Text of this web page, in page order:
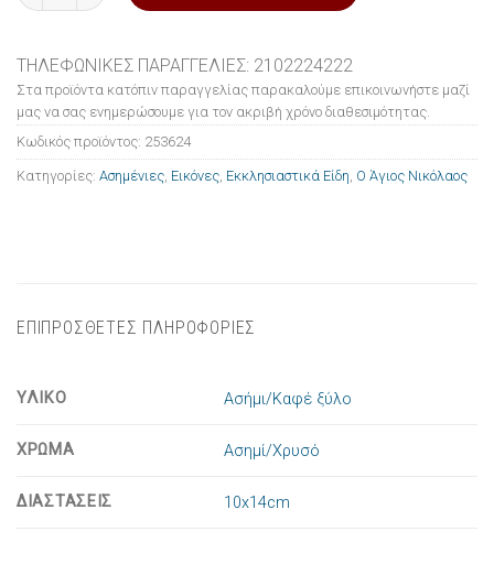
ΤΗΛΕΦΩΝΙΚΕΣ ΠΑΡΑΓΓΕΛΙΕΣ: 2102224222
Στα προϊόντα κατόπιν παραγγελίας παρακαλούμε επικοινωνήστε μαζί
μας να σας ενημερώσουμε για τον ακριβή χρόνο διαθεσιμότητας.
Κωδικός προϊόντος: 253624
Κατηγορίες: Ασημένιες Εικόνες Εκκλησιαστικά Είδη Ο Άγιος Νικόλαος
ΕΠΙΠΡΟΣΘΕΤΕΣ ΠΛΗΡΟΦΟΡΙΕΣ
ΥΛΙΚΟ Ασήμι/Καφέ ξύλο
ΧΡΩΜΑ Ασημί/Χρυσό
ΔΙΑΣΤΑΣΕΙΣ 10x14cm